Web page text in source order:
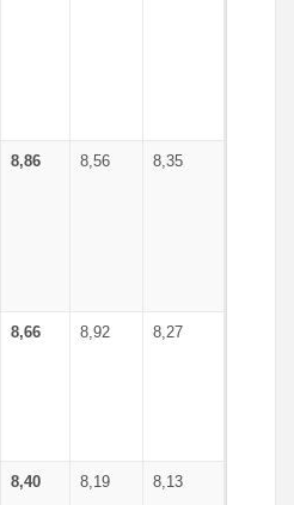
8,86 8,56 8,35
8,66 8,92 8,27
8,40 8,19 8,13